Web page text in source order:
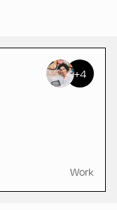
+4
Work